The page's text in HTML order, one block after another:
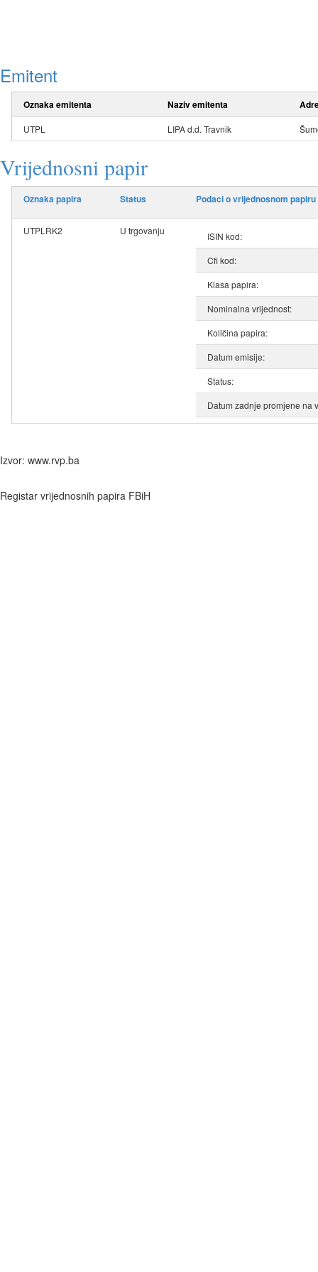
Emitent
Oznaka emitenta Naziv emitenta
UTPL LIPA d.d. Travnik
Vrijednosni papir
Oznaka papira Status Podaci o vrijednosnom papiru
UTPLRK2 U trgovanju
ISIN kod:
Cfi kod:
Klasa papira:
Nominalna vrijednost:
Količina papira:
Datum emisije:
Status:
Datum zadnje promjene na
Izvor: www.rvp.ba
Registar vrijednosnih papira FBiH